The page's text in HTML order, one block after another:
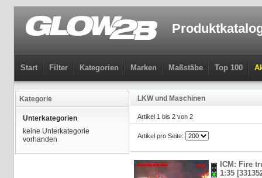
Start Filter Kategorien Marken Maßstäbe Top 100
Kategorie
Unterkategorien
keine Unterkategorie
vorhanden
LKW und Maschinen
Artikel 1 bis 2 von 2
Artikel pro Seite:
ICM: Fire
1:35